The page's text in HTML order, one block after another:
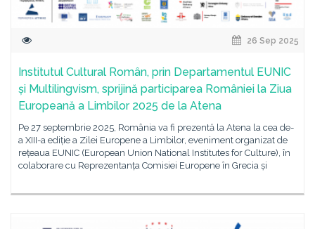
26 Sep 2025
Institutul Cultural Român, prin Departamentul EUNIC
și Multilingvism, sprijină participarea României la Ziua
Europeană a Limbilor 2025 de la Atena
Pe 27 septembrie 2025, România va fi prezentă la Atena la cea de-
a XIII-a ediție a Zilei Europene a Limbilor, eveniment organizat de
rețeaua EUNIC (European Union National Institutes for Culture), în
colaborare cu Reprezentanța Comisiei Europene în Grecia și